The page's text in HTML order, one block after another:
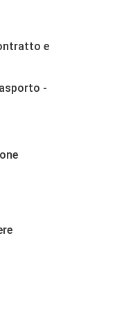
e
-